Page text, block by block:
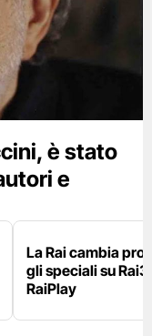
è stato
e
La Rai cambia
gli speciali su
RaiPlay